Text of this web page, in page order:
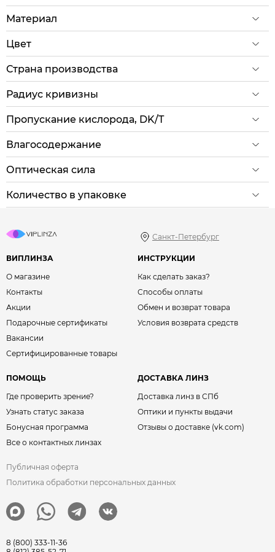
Материал
Цвет
Страна производства
Радиус кривизны
Пропускание кислорода, DK/T
Влагосодержание
Оптическая сила
Количество в упаковке
Санкт-Петербург
ВИПЛИНЗА
О магазине
Контакты
Акции
Подарочные сертификаты
Вакансии
Сертифицированные товары
ИНСТРУКЦИИ
Как сделать заказ?
Способы оплаты
Обмен и возврат товара
Условия возврата средств
ПОМОЩЬ
Где проверить зрение?
Узнать статус заказа
Бонусная программа
Все о контактных линзах
ДОСТАВКА ЛИНЗ
Доставка линз в СПб
Оптики и пункты выдачи
Отзывы о доставке (vk.com)
Публичная оферта
Политика обработки персональных данных
8 (800) 333-11-36